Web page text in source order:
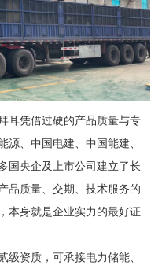
耳凭借过硬的产品质量与专
源、中国电建、中国能建、
国央企及上市公司建立了长
品质量、交期、技术服务的
本身就是企业实力的最好证
级资质，可承接电力储能、